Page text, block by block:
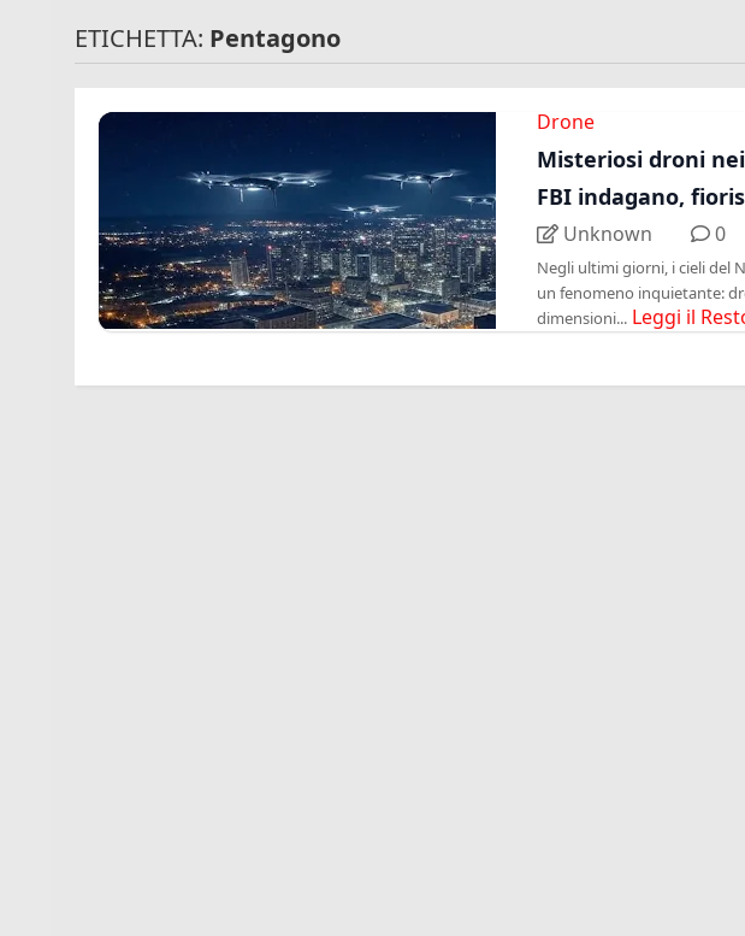
ETICHETTA: Pentagono
Drone
Misteriosi droni
FBI indagano,
Unknown 0
Negli ultimi giorni, i cieli del
un fenomeno inquietante:
dimensioni... Leggi il